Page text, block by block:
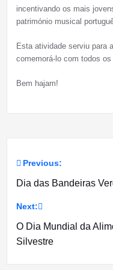
incentivando os mais
património musical
Esta atividade serviu para
comemorá-lo com todos
Bem hajam!
Navegação
artigos
Previous:
Dia das Bandeiras
Next:
O Dia Mundial da
Silvestre